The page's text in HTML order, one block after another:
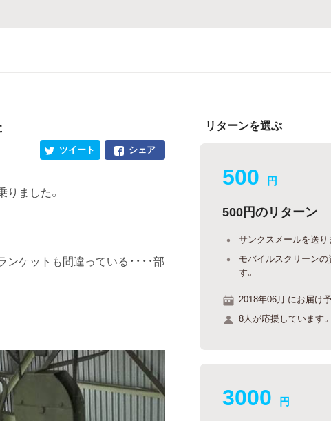
シェア
ツイート
ました。
ットも間違っている・・・・部
リターンを選ぶ
500 円
500円のリターン
サンクスメールを送り
モバイルスクリーンの
す。
2018年06月 にお届け
8人が応援しています。
3000 円